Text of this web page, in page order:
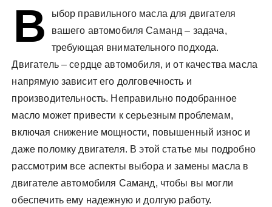
В
ыбор правильного масла для двигателя
вашего автомобиля Саманд – задача,
требующая внимательного подхода.
Двигатель – сердце автомобиля, и от качества масла
напрямую зависит его долговечность и
производительность. Неправильно подобранное
масло может привести к серьезным проблемам,
включая снижение мощности, повышенный износ и
даже поломку двигателя. В этой статье мы подробно
рассмотрим все аспекты выбора и замены масла в
двигателе автомобиля Саманд, чтобы вы могли
обеспечить ему надежную и долгую работу.